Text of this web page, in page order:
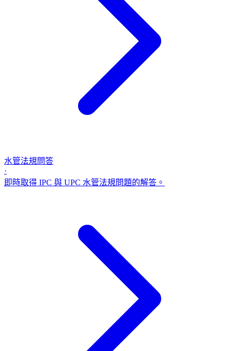
水管法規問答
·
即時取得 IPC 與 UPC 水管法規問題的解答。